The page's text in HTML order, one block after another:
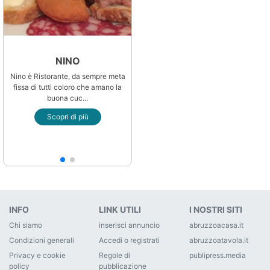
NINO
Nino è Ristorante, da sempre meta
fissa di tutti coloro che amano la
buona cuc...
Scopri di più
INFO
Chi siamo
Condizioni generali
Privacy e cookie
policy
LINK UTILI
inserisci annuncio
Accedi o registrati
Regole di
pubblicazione
I NOSTRI SITI
abruzzoacasa.it
abruzzoatavola.it
publipress.media